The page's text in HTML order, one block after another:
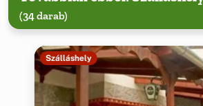
(34 darab)
Szálláshely